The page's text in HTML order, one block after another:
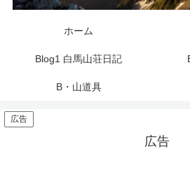
ホーム
Blog1 白馬山荘日記
B・山道具
広告
広告